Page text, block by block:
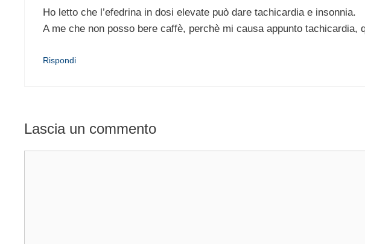
Ho letto che l’efedrina in dosi elevate può dare tachicardia e insonnia.
A me che non posso bere caffè, perchè mi causa appunto tachicardia,
Rispondi
Lascia un commento